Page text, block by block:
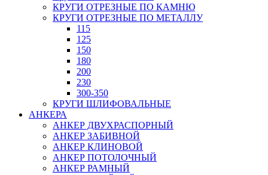
КРУГИ ОТРЕЗНЫЕ ПО КАМНЮ
КРУГИ ОТРЕЗНЫЕ ПО МЕТАЛЛУ
115
125
150
180
200
230
300-350
КРУГИ ШЛИФОВАЛЬНЫЕ
АНКЕРА
АНКЕР ДВУХРАСПОРНЫЙ
АНКЕР ЗАБИВНОЙ
АНКЕР КЛИНОВОЙ
АНКЕР ПОТОЛОЧНЫЙ
АНКЕР РАМНЫЙ